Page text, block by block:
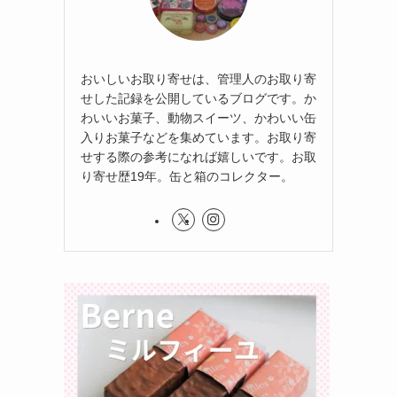
おいしいお取り寄せは、管理人のお取り寄
せした記録を公開しているブログです。か
わいいお菓子、動物スイーツ、かわいい缶
入りお菓子などを集めています。お取り寄
せする際の参考になれば嬉しいです。お取
り寄せ歴19年。缶と箱のコレクター。